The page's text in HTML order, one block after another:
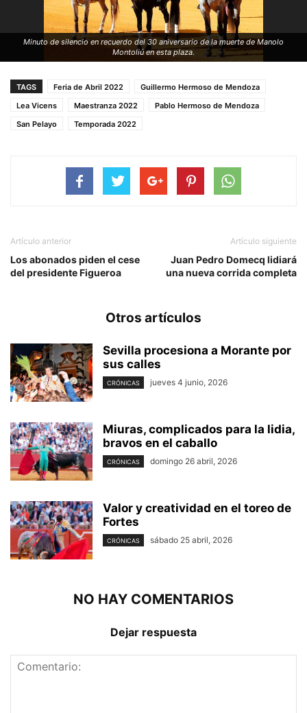
Minuto de silencio en recuerdo del 30 aniversario de la muerte de Manolo
Montoliú en esta plaza.
TAGS Feria de Abril 2022
Guillermo Hermoso de Mendoza
Lea Vicens
Maestranza 2022
Pablo Hermoso de Mendoza
San Pelayo
Temporada 2022
Artículo anterior
Los abonados piden el cese
del presidente Figueroa
Artículo siguiente
Juan Pedro Domecq lidiará
una nueva corrida completa
Otros artículos
Sevilla procesiona a Morante por
sus calles
CRÓNICAS jueves 4 junio, 2026
Miuras, complicados para la lidia,
bravos en el caballo
CRÓNICAS domingo 26 abril, 2026
Valor y creatividad en el toreo de
Fortes
CRÓNICAS sábado 25 abril, 2026
NO HAY COMENTARIOS
Dejar respuesta